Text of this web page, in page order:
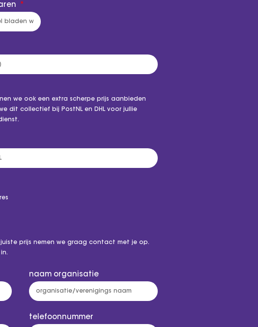
we ook een extra scherpe prijs aanbieden
dit collectief bij PostNL en DHL voor jullie
prijs nemen we graag contact met je op.
naam organisatie
telefoonnummer